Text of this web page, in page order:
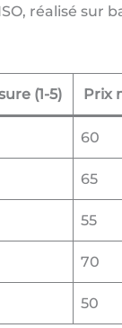
réalisé sur
(1-5) Prix
60
65
55
70
50